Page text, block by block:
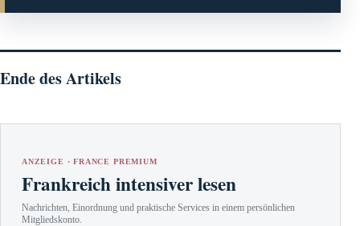
Ende des Artikels
ANZEIGE · FRANCE PREMIUM
Frankreich intensiver lesen
Nachrichten, Einordnung und praktische Services in einem persönlichen
Mitgliedskonto.